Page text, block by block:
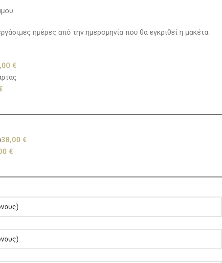
ημέρες από την ημερομηνία που θα εγκριθεί η μακέτα.
€
38,00 €
€